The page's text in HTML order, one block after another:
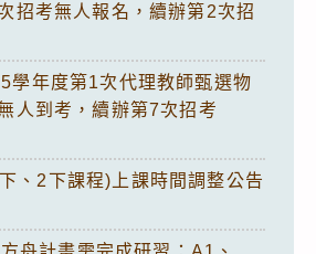
招考無人報名，續辦第2次招
學年度第1次代理教師甄選物
人到考，續辦第7次招考
、2下課程)上課時間調整公告